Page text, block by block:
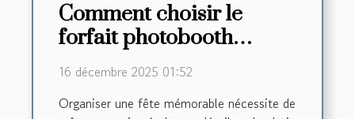
Comment choisir le
forfait photobooth
parfait pour votre fête
d'anniversaire ?
16 décembre 2025 01:52
Organiser une fête mémorable nécessite de